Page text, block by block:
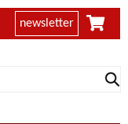
newsletter